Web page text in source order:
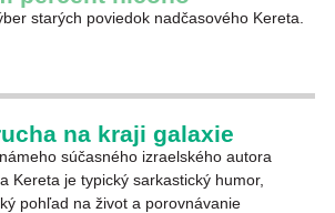
starých poviedok nadčasového Kereta.
na kraji galaxie
súčasného izraelského autora
Kereta je typický sarkastický humor,
pohľad na život a porovnávanie